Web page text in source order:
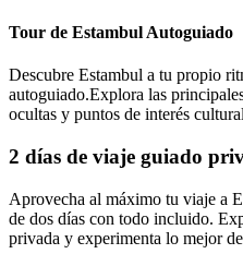
Tour de Estambul Autoguiado
Descubre Estambul a tu propio
autoguiado.Explora las
ocultas y puntos de interés
2 días de viaje guiado
Aprovecha al máximo tu viaje a
de dos días con todo incluido.
privada y experimenta lo mejor